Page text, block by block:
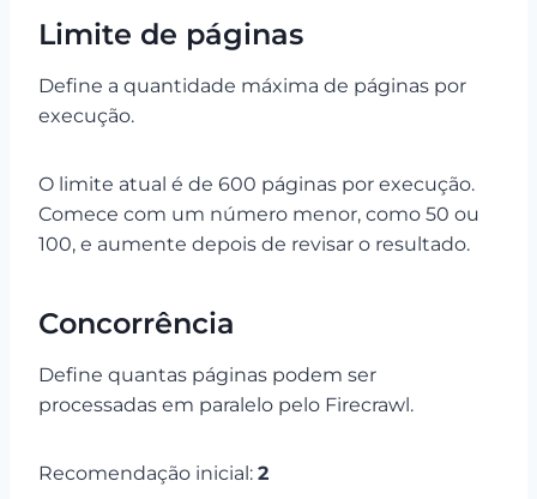
Limite de páginas
Define a quantidade máxima de páginas por
execução.
O limite atual é de 600 páginas por execução.
Comece com um número menor, como 50 ou
100, e aumente depois de revisar o resultado.
Concorrência
Define quantas páginas podem ser
processadas em paralelo pelo Firecrawl.
Recomendação inicial: 2